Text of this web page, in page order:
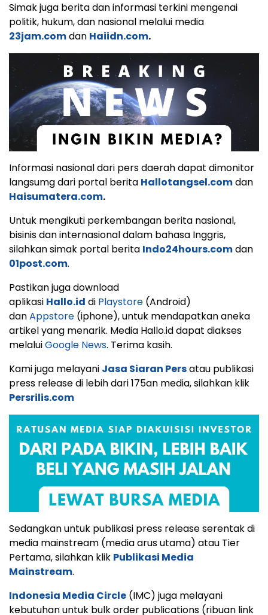
Simak juga berita dan informasi terkini mengenai
politik, hukum, dan nasional melalui media
23jam.comdan Haiidn.com.
Informasi nasional dari pers daerah dapat dimonitor
langsumg dari portal berita Hallotangsel.comdan
Haisumatera.com.
Untuk mengikuti perkembangan berita nasional,
bisinis dan internasional dalam bahasa Inggris,
silahkan simak portal berita Indo24hours.comdan
01post.com.
Pastikan juga download
aplikasi Hallo.id di Playstore (Android)
danAppstore (iphone), untuk mendapatkan aneka
artikel yang menarik. Media Hallo.id dapat diakses
melaluiGoogle News. Terima kasih.
Kami juga melayani Jasa Siaran Persatau publikasi
press release di lebih dari 175an media, silahkan klik
Persrilis.com
Sedangkan untuk publikasi press release serentak di
media mainstream (media arus utama) atau Tier
Pertama, silahkan klik Publikasi Media
Mainstream.
Indonesia Media Circle (IMC) juga melayani
kebutuhan untuk bulk order publications (ribuan link